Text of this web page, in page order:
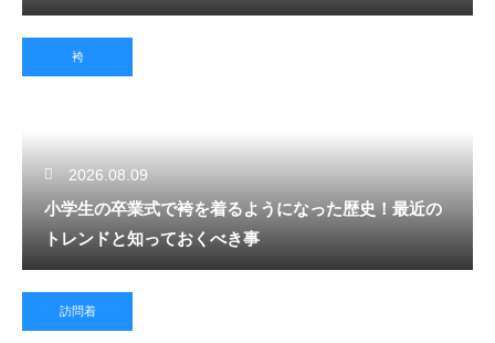
袴
2026.08.09
小学生の卒業式で袴を着るようになった歴史！最近の
トレンドと知っておくべき事
訪問着